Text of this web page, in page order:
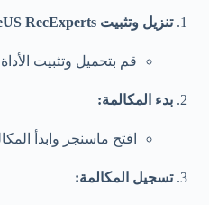
تنزيل وتثبيت EaseUS RecExperts:
قم بتحميل وتثبيت
بدء المكالمة:
افتح ماسنجر وابدأ
تسجيل المكالمة: